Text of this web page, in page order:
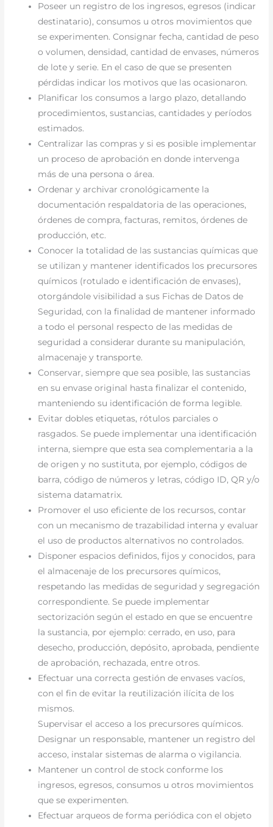
Poseer un registro de los ingresos, egresos (indicar
destinatario), consumos u otros movimientos que
se experimenten. Consignar fecha, cantidad de peso
o volumen, densidad, cantidad de envases, números
de lote y serie. En el caso de que se presenten
pérdidas indicar los motivos que las ocasionaron.
Planificar los consumos a largo plazo, detallando
procedimientos, sustancias, cantidades y períodos
estimados.
Centralizar las compras y si es posible implementar
un proceso de aprobación en donde intervenga
más de una persona o área.
Ordenar y archivar cronológicamente la
documentación respaldatoria de las operaciones,
órdenes de compra, facturas, remitos, órdenes de
producción, etc.
Conocer la totalidad de las sustancias químicas que
se utilizan y mantener identificados los precursores
químicos (rotulado e identificación de envases),
otorgándole visibilidad a sus Fichas de Datos de
Seguridad, con la finalidad de mantener informado
a todo el personal respecto de las medidas de
seguridad a considerar durante su manipulación,
almacenaje y transporte.
Conservar, siempre que sea posible, las sustancias
en su envase original hasta finalizar el contenido,
manteniendo su identificación de forma legible.
Evitar dobles etiquetas, rótulos parciales o
rasgados. Se puede implementar una identificación
interna, siempre que esta sea complementaria a la
de origen y no sustituta, por ejemplo, códigos de
barra, código de números y letras, código ID, QR y/o
sistema datamatrix.
Promover el uso eficiente de los recursos, contar
con un mecanismo de trazabilidad interna y evaluar
el uso de productos alternativos no controlados.
Disponer espacios definidos, fijos y conocidos, para
el almacenaje de los precursores químicos,
respetando las medidas de seguridad y segregación
correspondiente. Se puede implementar
sectorización según el estado en que se encuentre
la sustancia, por ejemplo: cerrado, en uso, para
desecho, producción, depósito, aprobada, pendiente
de aprobación, rechazada, entre otros.
Efectuar una correcta gestión de envases vacíos,
con el fin de evitar la reutilización ilícita de los
mismos.
Supervisar el acceso a los precursores químicos.
Designar un responsable, mantener un registro del
acceso, instalar sistemas de alarma o vigilancia.
Mantener un control de stock conforme los
ingresos, egresos, consumos u otros movimientos
que se experimenten.
Efectuar arqueos de forma periódica con el objeto